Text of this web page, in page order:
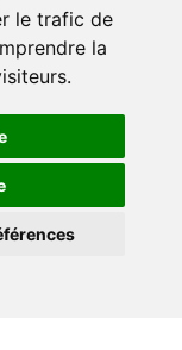
le trafic de
la
d'effet sur
le Pr Olle